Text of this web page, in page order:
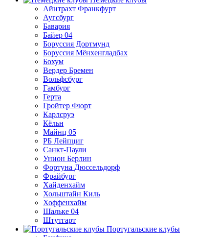
Айнтрахт Франкфурт
Аугсбург
Бавария
Байер 04
Боруссия Дортмунд
Боруссия Мёнхенгладбах
Бохум
Вердер Бремен
Вольфсбург
Гамбург
Герта
Гройтер Фюрт
Карлсруэ
Кёльн
Майнц 05
РБ Лейпциг
Санкт-Паули
Унион Берлин
Фортуна Дюссельдорф
Фрайбург
Хайденхайм
Хольштайн Киль
Хоффенхайм
Шальке 04
Штутгарт
Португальские клубы